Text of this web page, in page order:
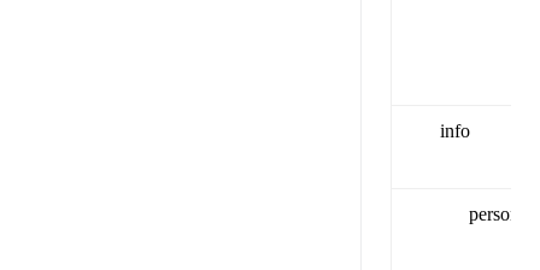
info
person